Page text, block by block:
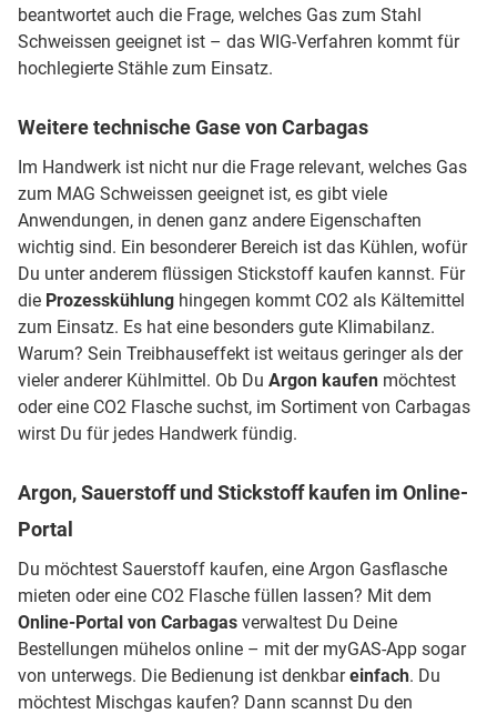
beantwortet auch die Frage, welches Gas zum Stahl
Schweissen geeignet ist – das WIG-Verfahren kommt für
hochlegierte Stähle zum Einsatz.
Weitere technische Gase von Carbagas
Im Handwerk ist nicht nur die Frage relevant, welches Gas
zum MAG Schweissen geeignet ist, es gibt viele
Anwendungen, in denen ganz andere Eigenschaften
wichtig sind. Ein besonderer Bereich ist das Kühlen, wofür
Du unter anderem flüssigen Stickstoff kaufen kannst. Für
die Prozesskühlung hingegen kommt CO2 als Kältemittel
zum Einsatz. Es hat eine besonders gute Klimabilanz.
Warum? Sein Treibhauseffekt ist weitaus geringer als der
vieler anderer Kühlmittel. Ob Du Argon kaufen möchtest
oder eine CO2 Flasche suchst, im Sortiment von Carbagas
wirst Du für jedes Handwerk fündig.
Argon, Sauerstoff und Stickstoff kaufen im Online-
Portal
Du möchtest Sauerstoff kaufen, eine Argon Gasflasche
mieten oder eine CO2 Flasche füllen lassen? Mit dem
Online-Portal von Carbagas verwaltest Du Deine
Bestellungen mühelos online – mit der myGAS-App sogar
von unterwegs. Die Bedienung ist denkbareinfach. Du
möchtest Mischgas kaufen? Dann scannst Du den